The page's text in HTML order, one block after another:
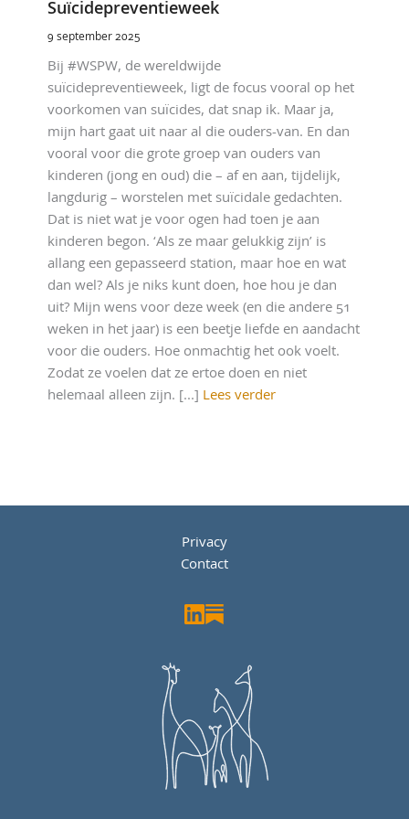
Suïcidepreventieweek
9 september 2025
Bij #WSPW, de wereldwijde
suïcidepreventieweek, ligt de focus vooral op het
voorkomen van suïcides, dat snap ik. Maar ja,
mijn hart gaat uit naar al die ouders-van. En dan
vooral voor die grote groep van ouders van
kinderen (jong en oud) die – af en aan, tijdelijk,
langdurig – worstelen met suïcidale gedachten.
Dat is niet wat je voor ogen had toen je aan
kinderen begon. ‘Als ze maar gelukkig zijn’ is
allang een gepasseerd station, maar hoe en wat
dan wel? Als je niks kunt doen, hoe hou je dan
uit? Mijn wens voor deze week (en die andere 51
weken in het jaar) is een beetje liefde en aandacht
voor die ouders. Hoe onmachtig het ook voelt.
Zodat ze voelen dat ze ertoe doen en niet
helemaal alleen zijn. [...] Lees verder
Privacy
Contact